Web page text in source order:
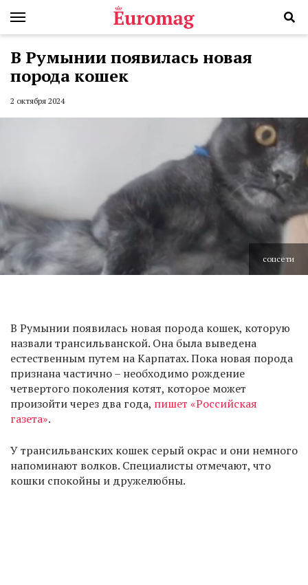
В Румынии появилась новая
порода кошек
2 октября 2024
соцсети
В Румынии появилась новая порода кошек, которую
назвали трансильванской. Она была выведена
естественным путем на Карпатах. Пока новая порода
признана частично – необходимо рождение
четвертого поколения котят, которое может
произойти через два года, пишет «Российская
газета».
У трансильванских кошек серый окрас и они немного
напоминают волков. Специалисты отмечают, что
кошки спокойны и дружелюбны.